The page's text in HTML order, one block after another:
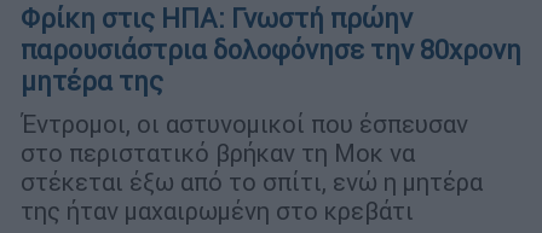
Φρίκη στις ΗΠΑ: Γνωστή πρώην
παρουσιάστρια δολοφόνησε την 80χρονη
μητέρα της
Έντρομοι, οι αστυνομικοί που έσπευσαν
στο περιστατικό βρήκαν τη Μοκ να
στέκεται έξω από το σπίτι, ενώ η μητέρα
της ήταν μαχαιρωμένη στο κρεβάτι